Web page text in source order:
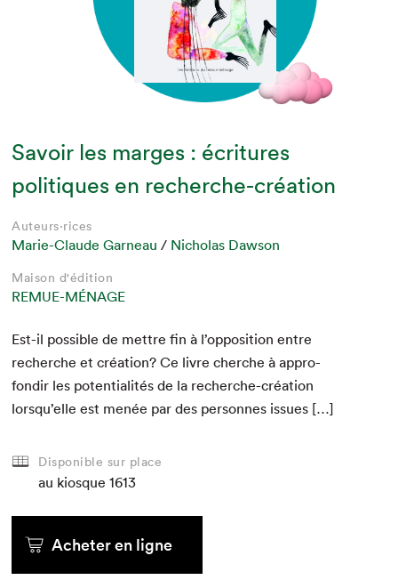
Savoir les marges : écritures
politiques en recherche-création
Auteurs·rices
Marie-Claude Garneau / Nicholas Dawson
Maison d'édition
REMUE-MÉNAGE
Est-il pos­si­ble de met­tre fin à l’opposition entre
recherche et créa­tion? Ce livre cherche à appro­
fondir les poten­tial­ités de la recherche-créa­tion
lorsqu’elle est menée par des per­son­nes issues […]
Disponible sur place
au kiosque 1613
Acheter en ligne